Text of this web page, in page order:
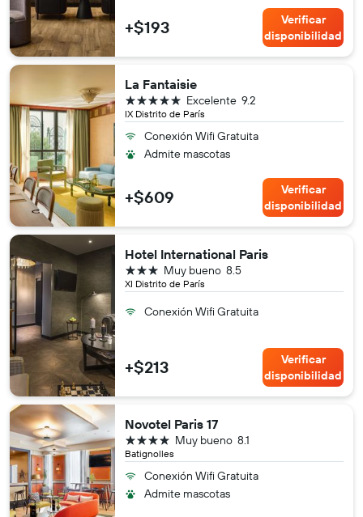
+$193
Verificar
disponibilidad
La Fantaisie
IX Distrito de París
9.2
Excelente
5 estrellas
Conexión Wifi Gratuita
Admite mascotas
+$609
Verificar
disponibilidad
Hotel International Paris
XI Distrito de París
8.5
Muy bueno
3 estrellas
Conexión Wifi Gratuita
+$213
Verificar
disponibilidad
Novotel Paris 17
Batignolles
8.1
Muy bueno
4 estrellas
Conexión Wifi Gratuita
Admite mascotas